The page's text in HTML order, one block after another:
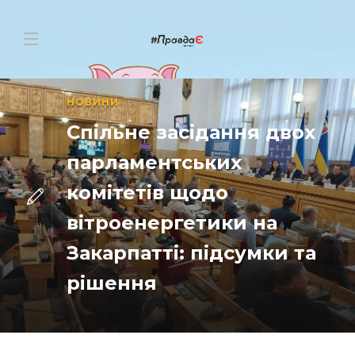
НОВИНИ
Спільне засідання двох
парламентських
комітетів щодо
вітроенергетики на
Закарпатті: підсумки та
рішення